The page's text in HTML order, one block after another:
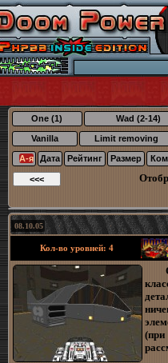
One (1) Wad (2-14)
Vanilla Limit removing
А-я Дата Рейтинг Размер
08.10.05
Кол-во уровней: 4